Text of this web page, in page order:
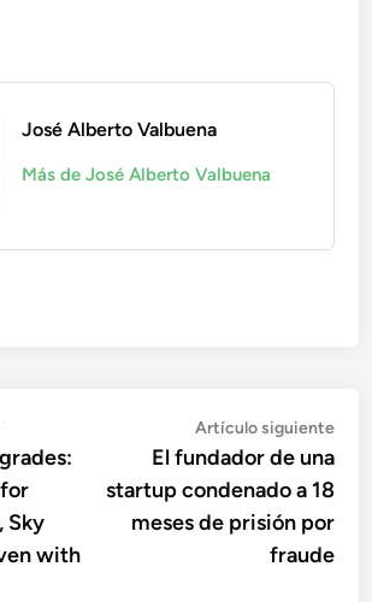
José Alberto Valbuena
Más de José Alberto Valbuena
anterior:
Sky
with
Artículo siguiente
El fundador de una
startup condenado a 18
meses de prisión por
fraude